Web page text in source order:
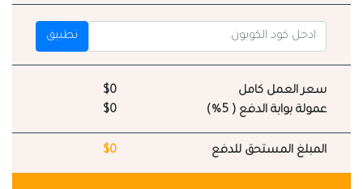
تطبيق
سعر العمل كامل
$0
عمولة بوابة الدفع ( 5%)
$0
المبلغ المستحق للدفع $0